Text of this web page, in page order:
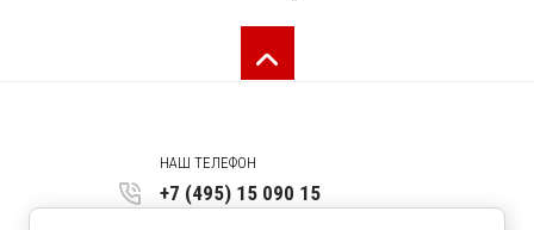
НАШ ТЕЛЕФОН
+7 (495) 15 090 15